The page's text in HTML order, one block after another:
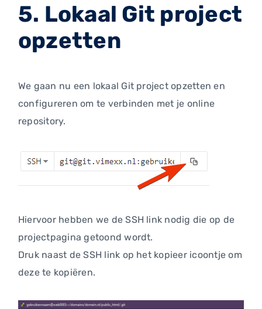
5. Lokaal Git project
opzetten
We gaan nu een lokaal Git project opzetten en
configureren om te verbinden met je online
repository.
Hiervoor hebben we de SSH link nodig die op de
projectpagina getoond wordt.
Druk naast de SSH link op het kopieer icoontje om
deze te kopiëren.